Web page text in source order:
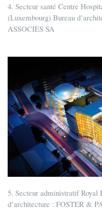
4. Secteur santé Centre
(Luxembourg) Bureau
ASSOCIES SA
5. Secteur administratif
d’architecture : FOSTER &